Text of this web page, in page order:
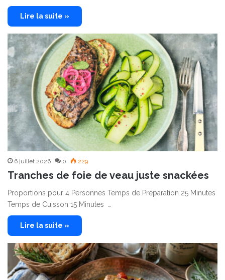
Lire la suite »
6 juillet 2026 0 229
Tranches de foie de veau juste snackées
Proportions pour 4 Personnes Temps de Préparation 25 Minutes
Temps de Cuisson 15 Minutes …
Lire la suite »